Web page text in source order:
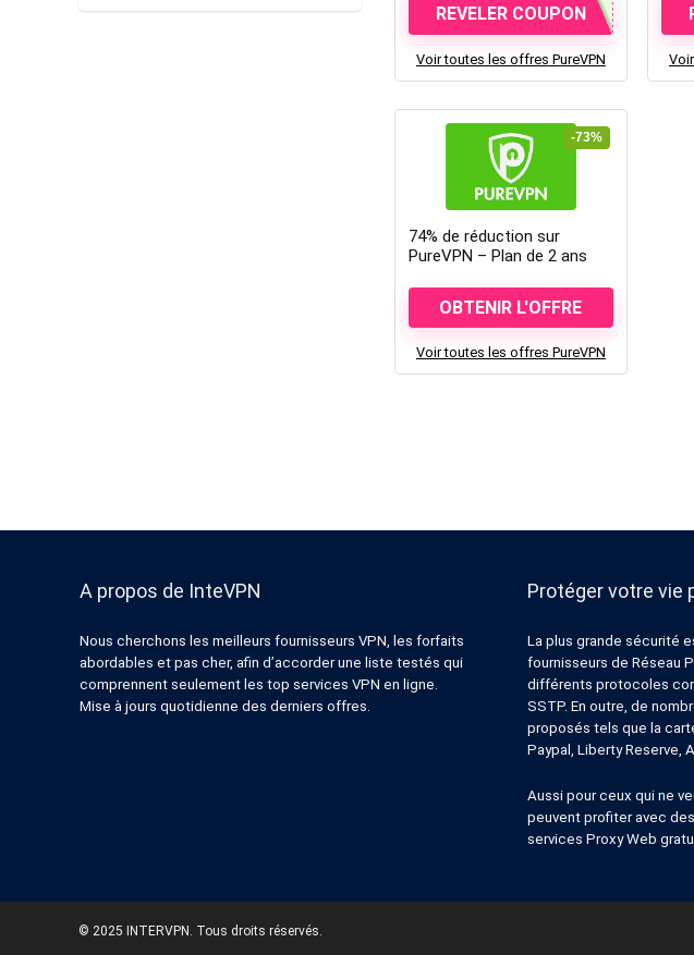
REVELER COUPON
Voir toutes les offres PureVPN
-73%
74% de réduction sur
PureVPN – Plan de 2 ans
OBTENIR L'OFFRE
Voir toutes les offres PureVPN
A propos de InteVPN
Nous cherchons les meilleurs fournisseurs VPN, les forfaits
abordables et pas cher, afin d’accorder une liste testés qui
comprennent seulement les top services VPN en ligne.
Mise à jours quotidienne des derniers offres.
Protéger votre vie
La plus grande sécurité
fournisseurs de Réseau
différents protocoles
SSTP. En outre, de
proposés tels que la
Paypal, Liberty Reserve,
Aussi pour ceux qui ne
peuvent profiter avec
services Proxy Web
© 2025 INTERVPN. Tous droits réservés.